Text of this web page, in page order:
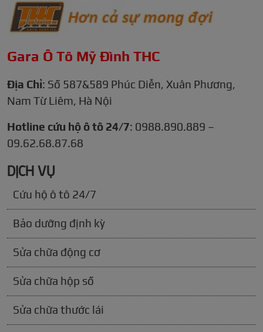
Gara Ô Tô Mỹ Đình THC
Địa Chỉ: Số 587&589 Phúc Diễn, Xuân Phương,
Nam Từ Liêm, Hà Nội
Hotline cứu hộ ô tô 24/7: 0988.890.889 –
09.62.68.87.68
DỊCH VỤ
Cứu hộ ô tô 24/7
Bảo dưỡng định kỳ
Sửa chữa động cơ
Sửa chữa hộp số
Sửa chữa thước lái